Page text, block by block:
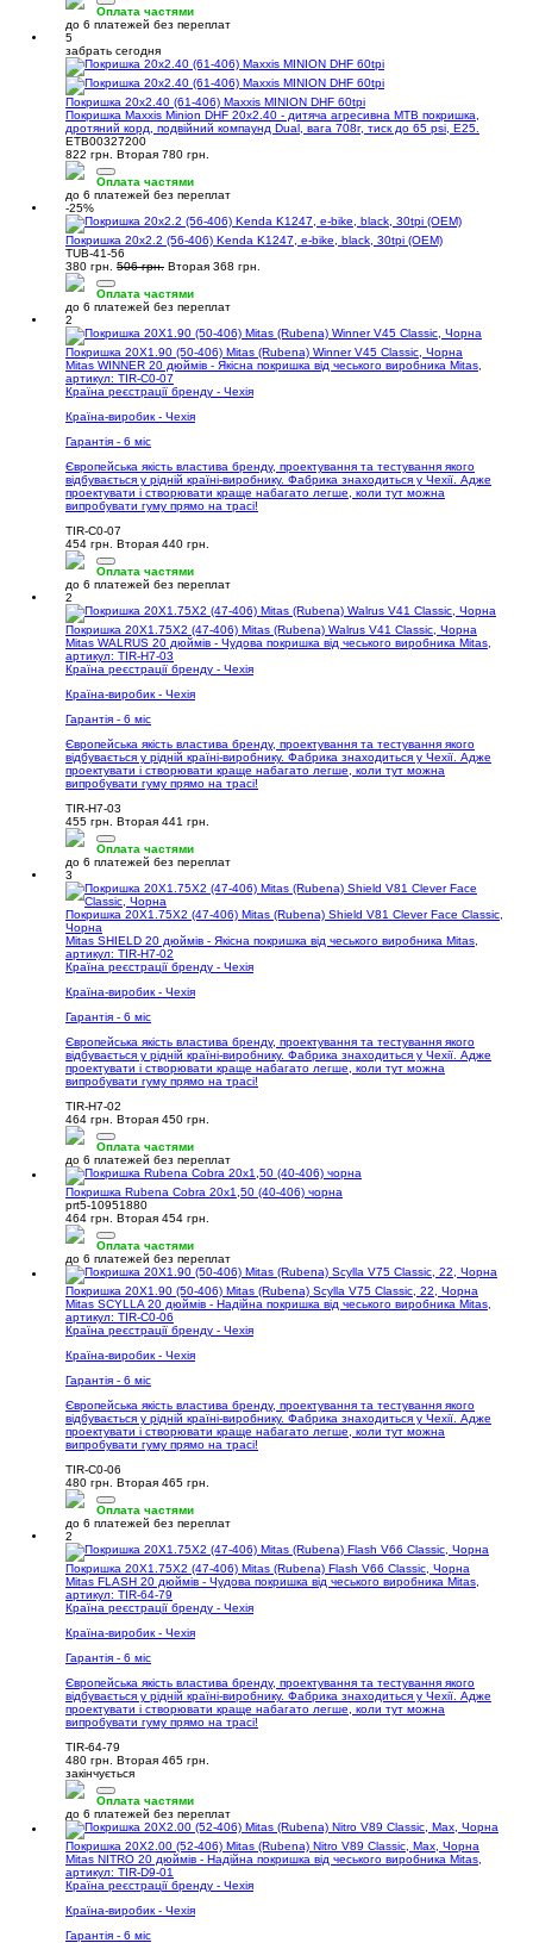
Оплата частями
до 6 платежей без переплат
5
забрать сегодня
Покришка 20x2.40 (61-406) Maxxis MINION DHF 60tpi
Покришка Maxxis Minion DHF 20x2.40 - дитяча агресивна MTB покришка,
дротяний корд, подвійний компаунд Dual, вага 708г, тиск до 65 psi, E25.
ETB00327200
822 грн.
Вторая 780 грн.
Оплата частями
до 6 платежей без переплат
-25%
Покришка 20x2.2 (56-406) Kenda K1247, e-bike, black, 30tpi (OEM)
TUB-41-56
380 грн.
506 грн. Вторая 368 грн.
Оплата частями
до 6 платежей без переплат
2
Покришка 20X1.90 (50-406) Mitas (Rubena) Winner V45 Classic, Чорна
Mitas WINNER 20 дюймів - Якісна покришка від чеського виробника Mitas,
артикул: TIR-C0-07
Країна реєстрації бренду - Чехія
Країна-виробик - Чехія
Гарантія - 6 міс
Європейська якість властива бренду, проектування та тестування якого
відбувається у рідній країні-виробнику. Фабрика знаходиться у Чехії. Адже
проектувати і створювати краще набагато легше, коли тут можна
випробувати гуму прямо на трасі!
TIR-C0-07
454 грн.
Вторая 440 грн.
Оплата частями
до 6 платежей без переплат
2
Покришка 20X1.75X2 (47-406) Mitas (Rubena) Walrus V41 Classic, Чорна
Mitas WALRUS 20 дюймів - Чудова покришка від чеського виробника Mitas,
артикул: TIR-H7-03
Країна реєстрації бренду - Чехія
Країна-виробик - Чехія
Гарантія - 6 міс
Європейська якість властива бренду, проектування та тестування якого
відбувається у рідній країні-виробнику. Фабрика знаходиться у Чехії. Адже
проектувати і створювати краще набагато легше, коли тут можна
випробувати гуму прямо на трасі!
TIR-H7-03
455 грн.
Вторая 441 грн.
Оплата частями
до 6 платежей без переплат
3
Покришка 20X1.75X2 (47-406) Mitas (Rubena) Shield V81 Clever Face Classic,
Чорна
Mitas SHIELD 20 дюймів - Якісна покришка від чеського виробника Mitas,
артикул: TIR-H7-02
Країна реєстрації бренду - Чехія
Країна-виробик - Чехія
Гарантія - 6 міс
Європейська якість властива бренду, проектування та тестування якого
відбувається у рідній країні-виробнику. Фабрика знаходиться у Чехії. Адже
проектувати і створювати краще набагато легше, коли тут можна
випробувати гуму прямо на трасі!
TIR-H7-02
464 грн.
Вторая 450 грн.
Оплата частями
до 6 платежей без переплат
Покришка Rubena Cobra 20x1,50 (40-406) чорна
prt5-10951880
464 грн.
Вторая 454 грн.
Оплата частями
до 6 платежей без переплат
Покришка 20X1.90 (50-406) Mitas (Rubena) Scylla V75 Classic, 22, Чорна
Mitas SCYLLA 20 дюймів - Надійна покришка від чеського виробника Mitas,
артикул: TIR-C0-06
Країна реєстрації бренду - Чехія
Країна-виробик - Чехія
Гарантія - 6 міс
Європейська якість властива бренду, проектування та тестування якого
відбувається у рідній країні-виробнику. Фабрика знаходиться у Чехії. Адже
проектувати і створювати краще набагато легше, коли тут можна
випробувати гуму прямо на трасі!
TIR-C0-06
480 грн.
Вторая 465 грн.
Оплата частями
до 6 платежей без переплат
2
Покришка 20X1.75X2 (47-406) Mitas (Rubena) Flash V66 Classic, Чорна
Mitas FLASH 20 дюймів - Чудова покришка від чеського виробника Mitas,
артикул: TIR-64-79
Країна реєстрації бренду - Чехія
Країна-виробик - Чехія
Гарантія - 6 міс
Європейська якість властива бренду, проектування та тестування якого
відбувається у рідній країні-виробнику. Фабрика знаходиться у Чехії. Адже
проектувати і створювати краще набагато легше, коли тут можна
випробувати гуму прямо на трасі!
TIR-64-79
480 грн.
Вторая 465 грн.
закінчується
Оплата частями
до 6 платежей без переплат
Покришка 20X2.00 (52-406) Mitas (Rubena) Nitro V89 Classic, Max, Чорна
Mitas NITRO 20 дюймів - Надійна покришка від чеського виробника Mitas,
артикул: TIR-D9-01
Країна реєстрації бренду - Чехія
Країна-виробик - Чехія
Гарантія - 6 міс